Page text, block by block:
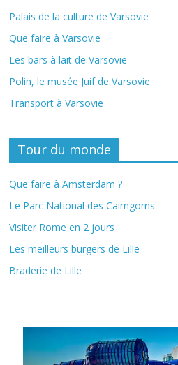
Palais de la culture de Varsovie
Que faire à Varsovie
Les bars à lait de Varsovie
Polin, le musée Juif de Varsovie
Transport à Varsovie
Tour du monde
Que faire à Amsterdam ?
Le Parc National des Cairngorns
Visiter Rome en 2 jours
Les meilleurs burgers de Lille
Braderie de Lille